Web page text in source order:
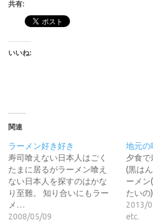
共有:
いいね:
関連
ラーメン好き好き
寿司喰えない日本人はごく
たまに居るがラーメン喰え
ない日本人を探すのはかな
り至難。 知り合いにもラー
メ…
2008/05/09
地元の
夕食で
(黒は
ーメン
たい
2013/
etc.